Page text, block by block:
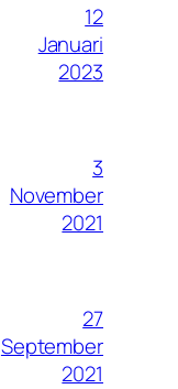
12
Januari
2023
3
November
2021
27
September
2021